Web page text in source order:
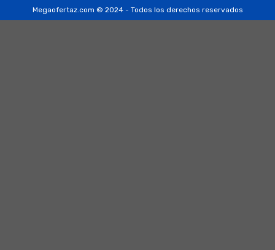
Megaofertaz.com © 2024 - Todos los derechos reservados